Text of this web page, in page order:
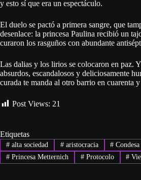
y esto sí que era un espectáculo.
El duelo se pactó a primera sangre, que
desenlace: la princesa Paulina recibió un
curaron los rasguños con abundante
Las dalias y los lirios se colocaron en paz.
absurdos, escandalosos y deliciosamente
curada te manda al otro barrio en cuarenta
Post Views: 21
Etiquetas
#alta sociedad #aristocracia #
#Princesa Metternich #Protocolo #